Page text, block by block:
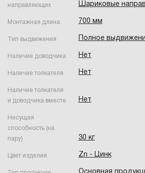
направляющих
Шариковые
Монтажная длина 700 мм
Тип выдвижения Полное
Наличие доводчика Нет
Наличие толкателя Нет
Наличие толкателя
и доводчика вместе
Нет
Несущая
способность (на
пару)
30 кг
Цвет изделия Zn - Цинк
Основная